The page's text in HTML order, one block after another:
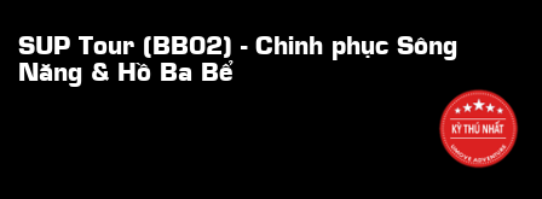
SUP Tour (BB02) - Chinh phục Sông
Năng & Hồ Ba Bể